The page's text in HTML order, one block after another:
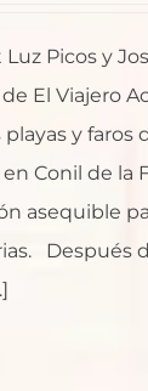
Picos y
El Viajero
playas y faros
Conil de la
asequible
Después